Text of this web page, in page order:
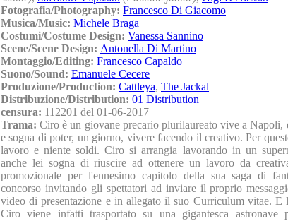
Fotografia/Photography: Francesco Di Giacomo
Musica/Music: Michele Braga
Costumi/Costume Design: Vanessa Sannino
Scene/Scene Design: Antonella Di Martino
Montaggio/Editing: Francesco Capaldo
Suono/Sound: Emanuele Cecere
Produzione/Production: Cattleya, The Jackal
Distribuzione/Distribution: 01 Distribution
censura: 112201 del 01-06-2017
Trama:Ciro è un giovane precario plurilaureato vive a Napoli,
e sogna di poter, un giorno, vivere facendo il creativo. Per
lavoro e niente soldi. Ciro si arrangia lavorando in un
anche lei sogna di riuscire ad ottenere un lavoro da
promozionale per l'ennesimo capitolo della sua saga di
concorso invitando gli spettatori ad inviare il proprio
video di presentazione e in allegato il suo Curriculum vitae. E
Ciro viene infatti trasportato su una gigantesca astronave